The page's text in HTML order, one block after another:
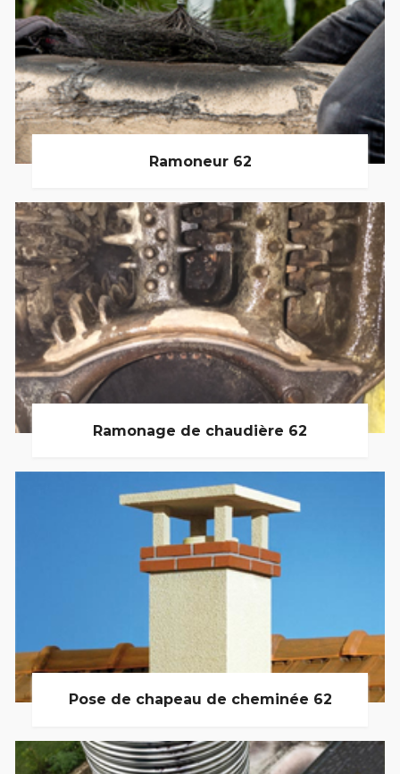
Ramoneur 62
Ramonage de chaudière 62
Pose de chapeau de cheminée 62